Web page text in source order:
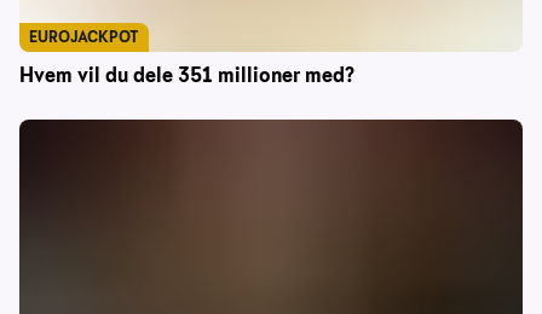
Hvem vil du dele 351 millioner med?
EUROJACKPOT